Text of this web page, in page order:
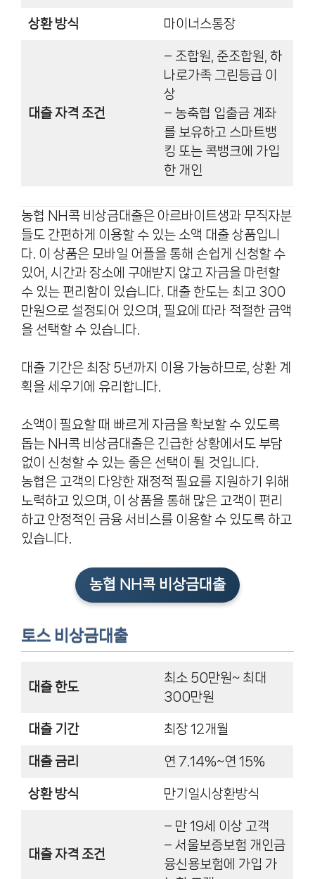
상환 방식 마이너스통장
대출 자격 조건
– 조합원, 준조합원, 하
나로가족 그린등급 이
상
– 농축협 입출금 계좌
를 보유하고 스마트뱅
킹 또는 콕뱅크에 가입
한 개인
농협 NH콕 비상금대출은 아르바이트생과 무직자분
들도 간편하게 이용할 수 있는 소액 대출 상품입니
다. 이 상품은 모바일 어플을 통해 손쉽게 신청할 수
있어, 시간과 장소에 구애받지 않고 자금을 마련할
수 있는 편리함이 있습니다. 대출 한도는 최고 300
만원으로 설정되어 있으며, 필요에 따라 적절한 금액
을 선택할 수 있습니다.
대출 기간은 최장 5년까지 이용 가능하므로, 상환 계
획을 세우기에 유리합니다.
소액이 필요할 때 빠르게 자금을 확보할 수 있도록
돕는 NH콕 비상금대출은 긴급한 상황에서도 부담
없이 신청할 수 있는 좋은 선택이 될 것입니다.
농협은 고객의 다양한 재정적 필요를 지원하기 위해
노력하고 있으며, 이 상품을 통해 많은 고객이 편리
하고 안정적인 금융 서비스를 이용할 수 있도록 하고
있습니다.
농협 NH콕 비상금대출
토스 비상금대출
대출 한도
최소 50만원~ 최대
300만원
대출 기간 최장 12개월
대출 금리 연 7.14%~연 15%
상환 방식 만기일시상환방식
대출 자격 조건
– 만 19세 이상 고객
– 서울보증보험 개인금
융신용보험에 가입 가